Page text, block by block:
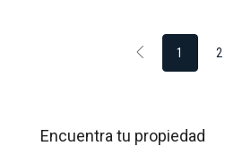
1 2
Encuentra tu propiedad